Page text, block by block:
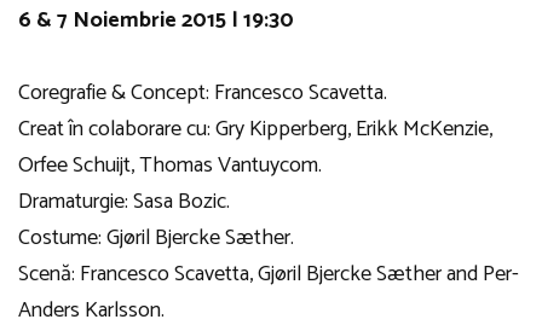
6 & 7 Noiembrie 2015 | 19:30
Coregrafie & Concept: Francesco Scavetta.
Creat în colaborare cu: Gry Kipperberg, Erikk McKenzie,
Orfee Schuijt, Thomas Vantuycom.
Dramaturgie: Sasa Bozic.
Costume: Gjøril Bjercke Sæther.
Scenă: Francesco Scavetta, Gjøril Bjercke Sæther and Per-
Anders Karlsson.